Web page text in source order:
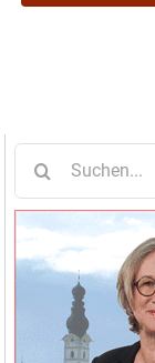
nach: